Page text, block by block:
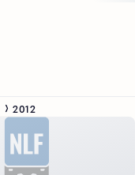
2012